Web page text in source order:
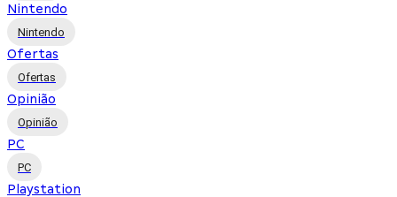
Nintendo
Nintendo
Ofertas
Ofertas
Opinião
Opinião
PC
PC
Playstation